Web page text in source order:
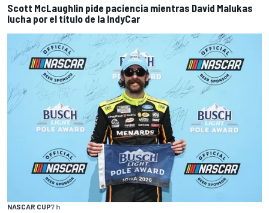
Scott McLaughlin pide paciencia mientras David Malukas
lucha por el título de la IndyCar
NASCAR CUP7 h